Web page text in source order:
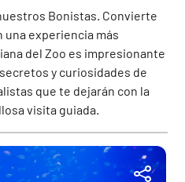
Bonistas. Convierte
una experiencia más
del Zoo es impresionante
y curiosidades de
que te dejarán con la
visita guiada.